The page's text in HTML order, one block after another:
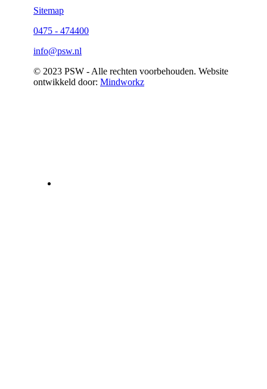
Sitemap
0475 - 474400
info@psw.nl
© 2023 PSW - Alle rechten voorbehouden. Website
ontwikkeld door: Mindworkz